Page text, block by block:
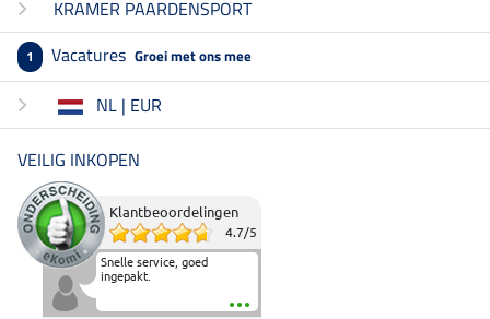
KRAMER PAARDENSPORT
1 Vacatures Groei met ons mee
NL | EUR
VEILIG INKOPEN
Klantbeoordelingen
4.7/5
Snelle service, goed
ingepakt.